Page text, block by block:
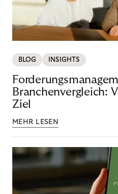
BLOG INSIGHTS
Branchenvergleich:
Ziel
MEHR LESEN